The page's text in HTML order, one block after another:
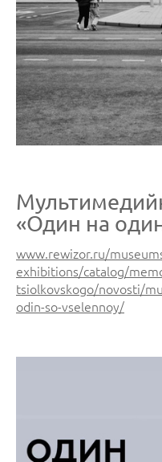
«Один на
www.rewizor.ru/
exhibitions/catalog/
tsiolkovskogo/novosti/
odin-so-vselennoy/